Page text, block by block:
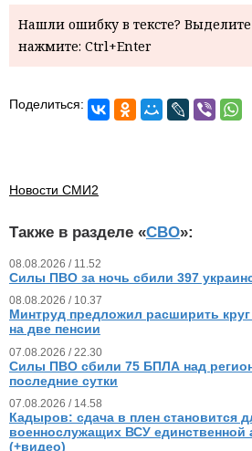
Нашли ошибку в тексте?
нажмите: Ctrl+Enter
Поделиться:
Новости СМИ2
Также в разделе «СВО»:
08.08.2026 / 11.52
Силы ПВО за ночь сбили 397
08.08.2026 / 10.37
Минтруд предложил расширить
на две пенсии
07.08.2026 / 22.30
Силы ПВО сбили 75 БПЛА над
последние сутки
07.08.2026 / 14.58
Кадыров: сдача в плен становится
военнослужащих ВСУ единственной
(+видео)